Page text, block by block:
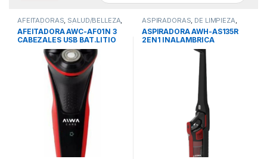
AFEITADORAS, SALUD/BELLEZA,
SALUD/BELLEZA/FITNESS
AFEITADORA AWC-AF01N 3
CABEZALES USB BAT.LITIO
ASPIRADORAS, DE LIMPIEZA,
ELECTRODOMESTICOS ,
PORTATIL
ASPIRADORA AWH-AS135R
2EN1 INALAMBRICA